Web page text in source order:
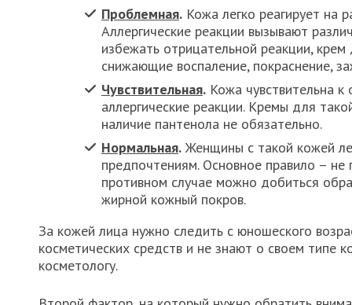
Проблемная. Кожа легко реагирует на
Аллергические реакции вызывают
избежать отрицательной реакции,
снижающие воспаление, покраснение,
Чувствительная. Кожа чувствительна
аллергические реакции. Кремы для
наличие пантенола не обязательно.
Нормальная.Женщины с такой кожей
предпочтениям. Основное правило – не
противном случае можно добиться
жирной кожный покров.
За кожей лица нужно следить с юношеского
косметических средств и не знают о своем типе
косметологу.